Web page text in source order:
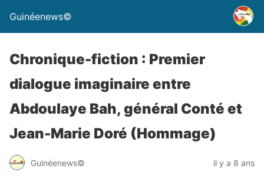
Guinéenews©
Chronique-fiction : Premier
dialogue imaginaire entre
Abdoulaye Bah, général Conté et
Jean-Marie Doré (Hommage)
Guinéenews© il y a 8 ans